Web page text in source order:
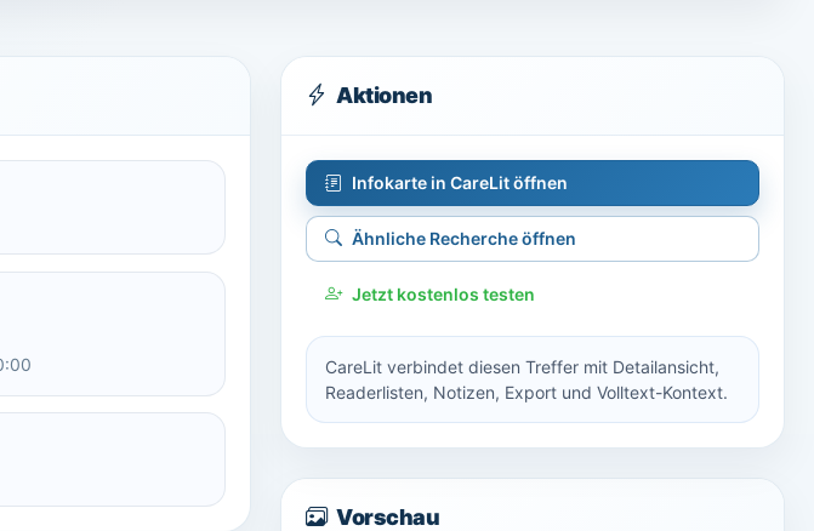
Aktionen
Infokarte in CareLit öffnen
Ähnliche Recherche öffnen
Jetzt kostenlos testen
CareLit verbindet diesen Treffer mit Detailansicht,
Readerlisten, Notizen, Export und Volltext-Kontext.
Vorschau